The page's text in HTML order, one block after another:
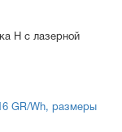
H с лазерной